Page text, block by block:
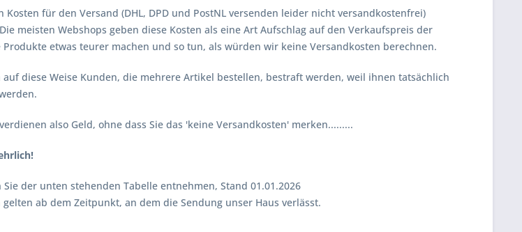
Kosten für den Versand (DHL, DPD und PostNL versenden leider nicht versandkostenfrei)
meisten Webshops geben diese Kosten als eine Art Aufschlag auf den Verkaufspreis der
etwas teurer machen und so tun, als würden wir keine Versandkosten berechnen.
diese Weise Kunden, die mehrere Artikel bestellen, bestraft werden, weil ihnen tatsächlich
also Geld, ohne dass Sie das 'keine Versandkosten' merken.........
der unten stehenden Tabelle entnehmen, Stand 01.01.2026
ab dem Zeitpunkt, an dem die Sendung unser Haus verlässt.